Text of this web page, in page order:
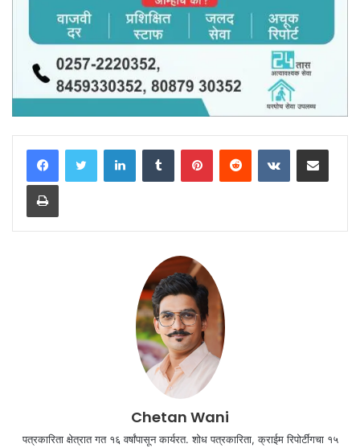
LinkedInTumblr PinterestReddit VKontakteShare via Email
Print
Chetan Wani
पत्रकारिता क्षेत्रात गत १६ वर्षांपासून कार्यरत. शोध पत्रकारिता, क्राईम रिपोर्टींगचा १५